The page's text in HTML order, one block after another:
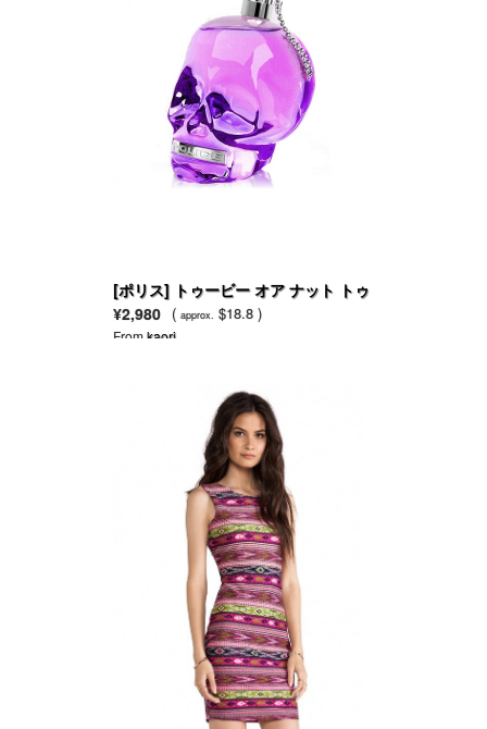
[ポリス] トゥービー オア ナット トゥ
ー ビー
¥2,980 ( approx. $18.8 )
Fromkaori